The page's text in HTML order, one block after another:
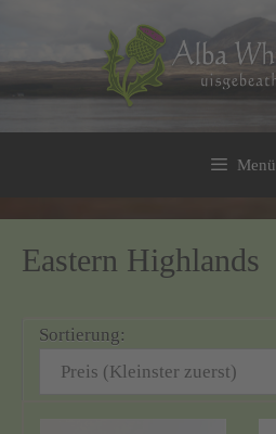
springen
Menü
Eastern Highlands
Sortierung: